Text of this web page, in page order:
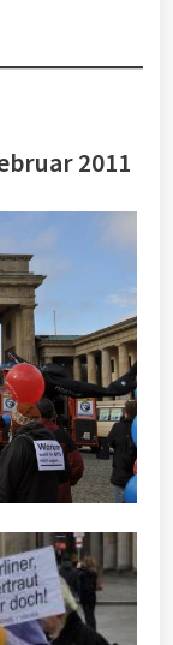
2011